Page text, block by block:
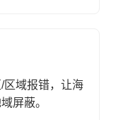
区域报错，让海
屏蔽。